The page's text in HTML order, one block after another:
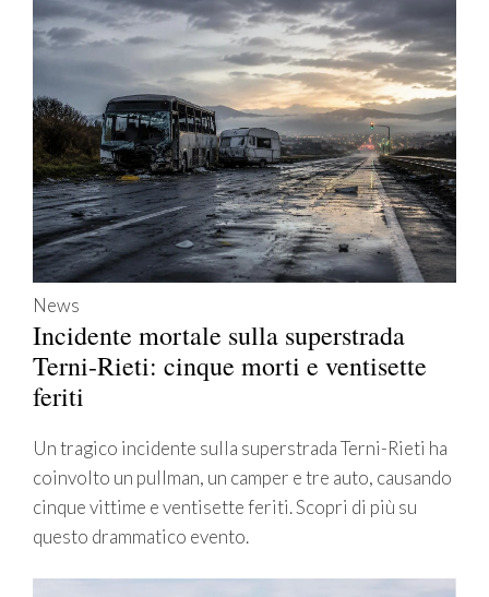
News
Incidente mortale sulla superstrada
Terni-Rieti: cinque morti e ventisette
feriti
Un tragico incidente sulla superstrada Terni-Rieti ha
coinvolto un pullman, un camper e tre auto, causando
cinque vittime e ventisette feriti. Scopri di più su
questo drammatico evento.